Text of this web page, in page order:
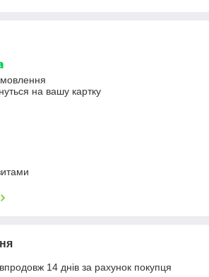
на вашу картку
14 днів за рахунок покупця